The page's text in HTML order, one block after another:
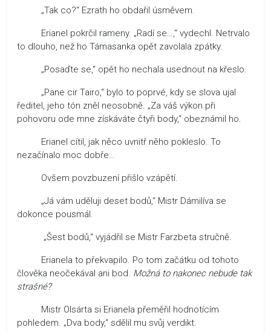
„Tak co?“ Ezrath ho obdařil úsměvem.
Erianel pokrčil rameny. „Radí se…,“ vydechl. Netrvalo
to dlouho, než ho Támasanka opět zavolala zpátky.
„Posaďte se,“ opět ho nechala usednout na křeslo.
„Pane cir Tairo,“ bylo to poprvé, kdy se slova ujal
ředitel, jeho tón zněl neosobně. „Za váš výkon při
pohovoru ode mne získáváte čtyři body,“ obeznámil ho.
Erianel cítil, jak něco uvnitř něho pokleslo. To
nezačínalo moc dobře…
Ovšem povzbuzení přišlo vzápětí.
„Já vám uděluji deset bodů,“ Mistr Dámilíva se
dokonce pousmál.
„Šest bodů,“ vyjádřil se Mistr Farzbeta stručně.
Erianela to překvapilo. Po tom začátku od tohoto
člověka neočekával ani bod. Možná to nakonec nebude tak
strašné?
Mistr Olsárta si Erianela přeměřil hodnotícím
pohledem. „Dva body,“ sdělil mu svůj verdikt.